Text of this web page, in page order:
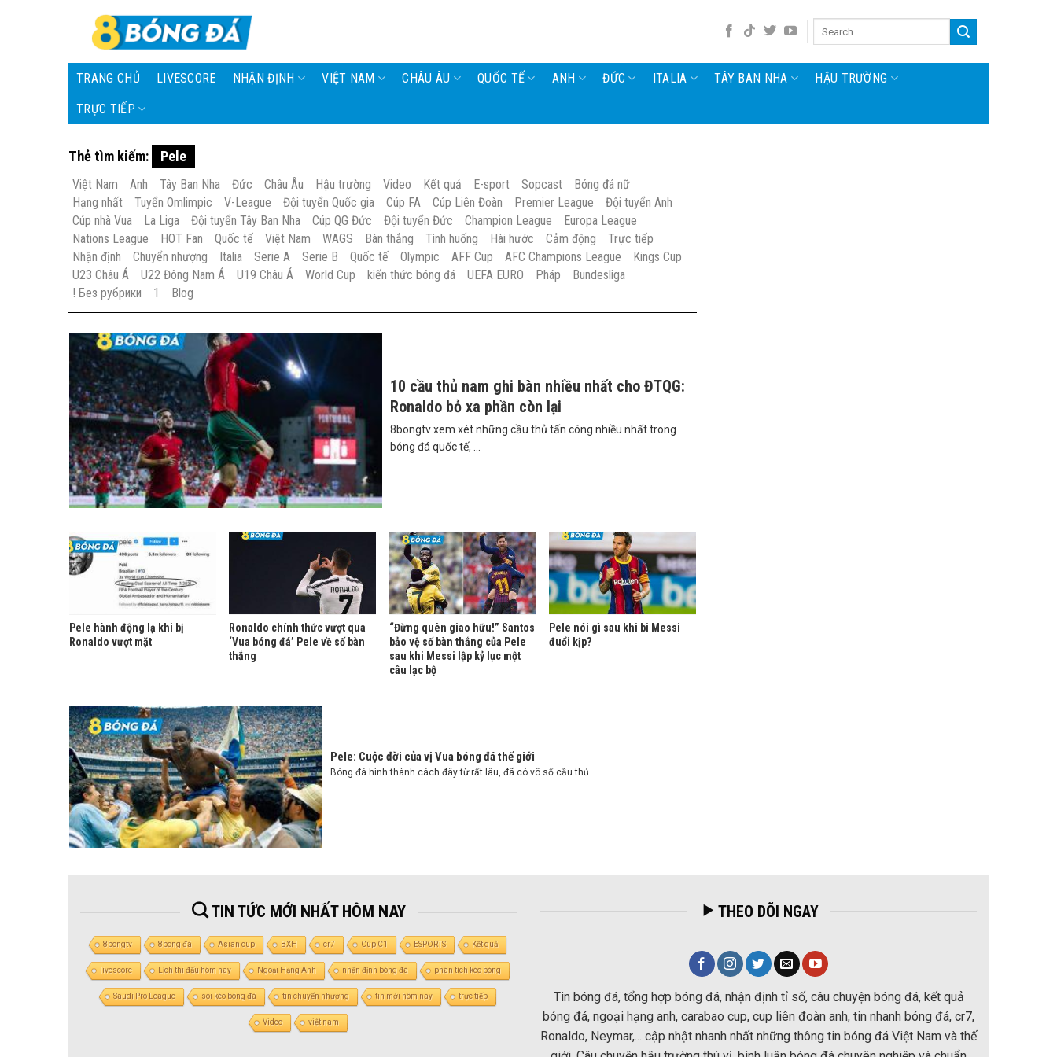
content
TRANG CHỦ
LIVESCORE NHẬN ĐỊNH VIỆT NAM CHÂU ÂU QUỐC TẾ ANH ĐỨC ITALIA TÂY BAN NHA HẬU TRƯỜNG
TRỰC TIẾP
Thẻ tìm kiếm: Pele
Việt Nam Anh Tây Ban Nha Đức Châu Âu Hậu trường Video Kết quả E-sport Sopcast
Bóng đá nữ
Hạng nhất
Tuyển Omlimpic V-League Đội tuyển Quốc gia Cúp FA Cúp Liên Đoàn Premier League
Đội tuyển Anh
Cúp nhà Vua
La Liga Đội tuyển Tây Ban Nha Cúp QG Đức Đội tuyển Đức Champion League
Europa League
Nations League
HOT Fan Quốc tế Việt Nam WAGS Bàn thắng Tình huống Hài hước Cảm động
Trực tiếp
Nhận định
Chuyển nhượng Italia Serie A Serie B Quốc tế Olympic AFF Cup AFC Champions League
Kings Cup
U23 Châu Á
U22 Đông Nam Á U19 Châu Á World Cup kiến thức bóng đá UEFA EURO Pháp
Bundesliga
! Без рубрики
1 Blog
10 cầu thủ nam ghi bàn nhiều nhất cho ĐTQG:
Ronaldo bỏ xa phần còn lại
8bongtv xem xét những cầu thủ tấn công nhiều nhất trong
bóng đá quốc tế, ...
Pele hành động lạ khi bị
Ronaldo vượt mặt
Ronaldo chính thức vượt qua
‘Vua bóng đá’ Pele về số bàn
thắng
“Đừng quên giao hữu!” Santos
bảo vệ số bàn thắng của Pele
sau khi Messi lập kỷ lục một
câu lạc bộ
Pele nói gì sau khi bi Messi
đuổi kịp?
Pele: Cuộc đời của vị Vua bóng đá thế giới
Bóng đá hình thành cách đây từ rất lâu, đã có vô số cầu thủ ...
TIN TỨC MỚI NHẤT HÔM NAY
8bongtv 8bong đá Asian cup BXH cr7 Cúp C1 ESPORTS Kết quả
livescore Lịch thi đấu hôm nay Ngoại Hạng Anh nhận định bóng đá phân tích kèo bóng
Saudi Pro League soi kèo bóng đá tin chuyển nhượng tin mới hôm nay trực tiếp
Video việt nam
THEO DÕI NGAY
Tin bóng đá, tổng hợp bóng đá, nhận định tỉ số, câu chuyện bóng đá, kết quả
bóng đá, ngoại hạng anh, carabao cup, cup liên đoàn anh, tin nhanh bóng đá, cr7,
Ronaldo, Neymar,... cập nhật nhanh nhất những thông tin bóng đá Việt Nam và thế